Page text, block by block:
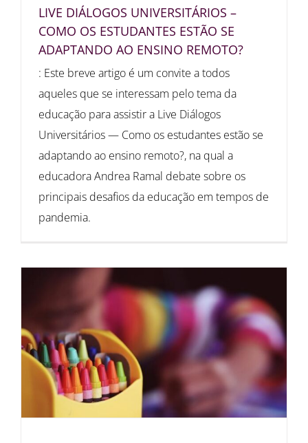
LIVE DIÁLOGOS UNIVERSITÁRIOS –
COMO OS ESTUDANTES ESTÃO SE
ADAPTANDO AO ENSINO REMOTO?
: Este breve artigo é um convite a todos
aqueles que se interessam pelo tema da
educação para assistir a Live Diálogos
Universitários — Como os estudantes estão se
adaptando ao ensino remoto?, na qual a
educadora Andrea Ramal debate sobre os
principais desafios da educação em tempos de
pandemia.